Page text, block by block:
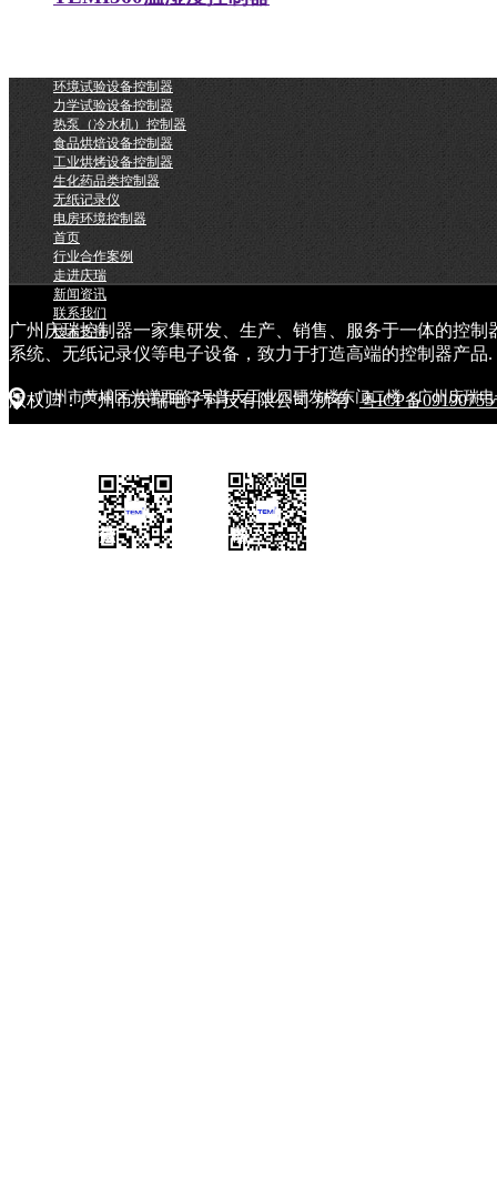
环境试验设备控制器
力学试验设备控制器
热泵（冷水机）控制器
食品烘焙设备控制器
工业烘烤设备控制器
生化药品类控制器
无纸记录仪
电房环境控制器
首页
行业合作案例
走进庆瑞
新闻资讯
联系我们
技术支持
广州市黄埔区光谱西路3号普天工业园研发楼东门二楼（广州庆瑞
广州庆瑞控制器一家集研发、生产、销售、服务于一体的控
系统、无纸记录仪等电子设备，致力于打造高端的控制器产品.
版权归：广州市庆瑞电子科技有限公司 所有粤ICP备